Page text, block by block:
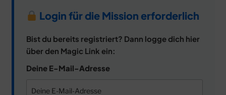
Login für die Mission erforderlich
Bist du bereits registriert? Dann logge dich hier
über den Magic Link ein:
Deine E-Mail-Adresse